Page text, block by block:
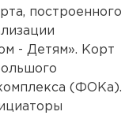
построенного
- Детям». Корт
(ФОКа).